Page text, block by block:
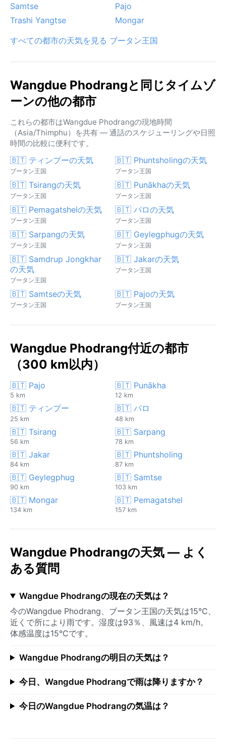
Samtse
Pajo
Trashi Yangtse
Mongar
すべての都市の天気を見る ブータン王国
Wangdue Phodrangと同じタイムゾ
ーンの他の都市
これらの都市はWangdue Phodrangの現地時間
（Asia/Thimphu）を共有 — 通話のスケジューリングや日照
時間の比較に便利です。
🇧🇹 ティンプーの天気
ブータン王国
🇧🇹 Phuntsholingの天気
ブータン王国
🇧🇹 Tsirangの天気
ブータン王国
🇧🇹 Punākhaの天気
ブータン王国
🇧🇹 Pemagatshelの天気
ブータン王国
🇧🇹 パロの天気
ブータン王国
🇧🇹 Sarpangの天気
ブータン王国
🇧🇹 Geylegphugの天気
ブータン王国
🇧🇹 Samdrup Jongkhar
の天気
ブータン王国
🇧🇹 Jakarの天気
ブータン王国
🇧🇹 Samtseの天気
ブータン王国
🇧🇹 Pajoの天気
ブータン王国
Wangdue Phodrang付近の都市
（300 km以内）
🇧🇹 Pajo
5 km
🇧🇹 Punākha
12 km
🇧🇹 ティンプー
25 km
🇧🇹 パロ
48 km
🇧🇹 Tsirang
56 km
🇧🇹 Sarpang
78 km
🇧🇹 Jakar
84 km
🇧🇹 Phuntsholing
87 km
🇧🇹 Geylegphug
90 km
🇧🇹 Samtse
103 km
🇧🇹 Mongar
134 km
🇧🇹 Pemagatshel
157 km
Wangdue Phodrangの天気 — よく
ある質問
Wangdue Phodrangの現在の天気は？
今のWangdue Phodrang、ブータン王国の天気は15°C、
近くで所により雨です。湿度は93％、風速は4 km/h。
体感温度は15°Cです。
Wangdue Phodrangの明日の天気は？
今日、Wangdue Phodrangで雨は降りますか？
今日のWangdue Phodrangの気温は？